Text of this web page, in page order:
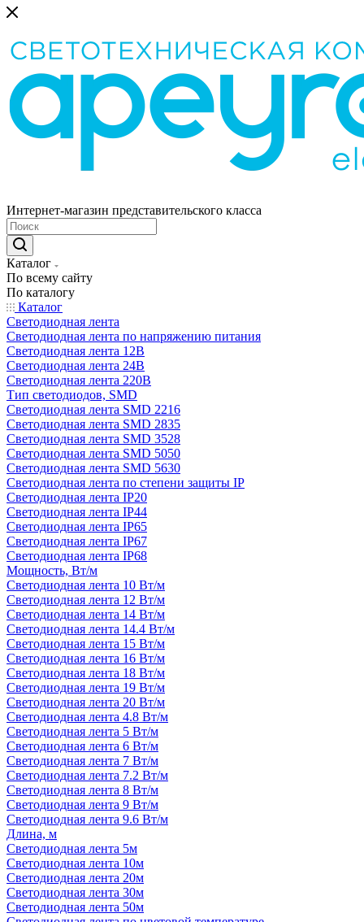
Интернет-магазин представительского класса
Каталог
По всему сайту
По каталогу
Каталог
Светодиодная лента
Светодиодная лента по напряжению питания
Светодиодная лента 12В
Светодиодная лента 24В
Светодиодная лента 220В
Тип светодиодов, SMD
Cветодиодная лента SMD 2216
Светодиодная лента SMD 2835
Светодиодная лента SMD 3528
Светодиодная лента SMD 5050
Светодиодная лента SMD 5630
Светодиодная лента по степени защиты IP
Светодиодная лента IP20
Светодиодная лента IP44
Светодиодная лента IP65
Светодиодная лента IP67
Светодиодная лента IP68
Мощность, Вт/м
Светодиодная лента 10 Вт/м
Светодиодная лента 12 Вт/м
Светодиодная лента 14 Вт/м
Светодиодная лента 14.4 Вт/м
Светодиодная лента 15 Вт/м
Светодиодная лента 16 Вт/м
Светодиодная лента 18 Вт/м
Светодиодная лента 19 Вт/м
Светодиодная лента 20 Вт/м
Светодиодная лента 4.8 Вт/м
Светодиодная лента 5 Вт/м
Светодиодная лента 6 Вт/м
Светодиодная лента 7 Вт/м
Светодиодная лента 7.2 Вт/м
Светодиодная лента 8 Вт/м
Светодиодная лента 9 Вт/м
Светодиодная лента 9.6 Вт/м
Длина, м
Светодиодная лента 5м
Светодиодная лента 10м
Светодиодная лента 20м
Светодиодная лента 30м
Светодиодная лента 50м